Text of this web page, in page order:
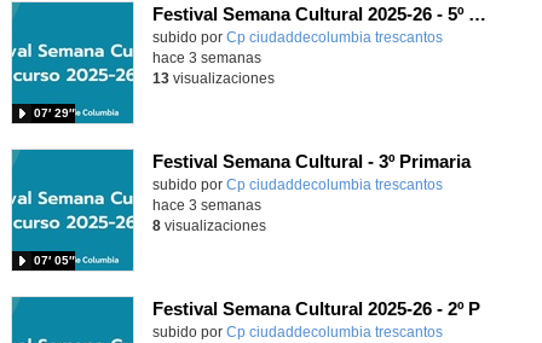
Festival Semana Cultural 2025-26 - 5º de Primaria
subido por Cp ciudaddecolumbia trescantos
07′ 29″
-
hace 3 semanas
13visualizaciones
Festival Semana Cultural - 3º Primaria
subido por Cp ciudaddecolumbia trescantos
07′ 05″
-
hace 3 semanas
8visualizaciones
Festival Semana Cultural 2025-26 - 2º P
subido por Cp ciudaddecolumbia trescantos-